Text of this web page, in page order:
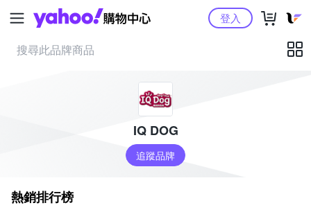
Yahoo購物中心登入
IQ DOG
追蹤品牌
熱銷排行榜